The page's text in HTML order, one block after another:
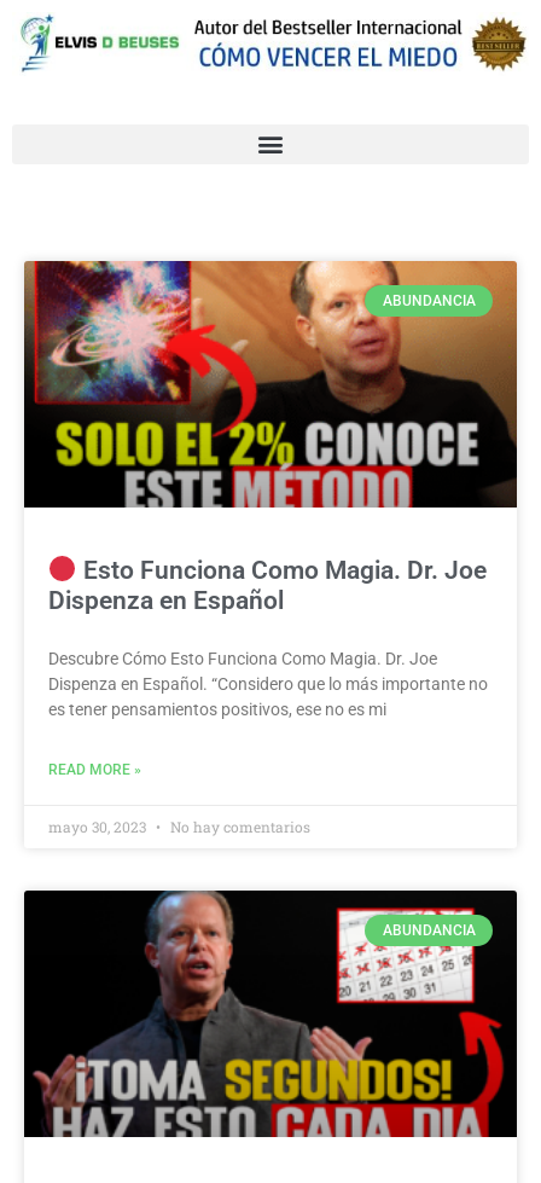
ABUNDANCIA
Esto Funciona Como Magia. Dr. Joe
Dispenza en Español
Descubre Cómo Esto Funciona Como Magia. Dr. Joe
Dispenza en Español. “Considero que lo más importante no
es tener pensamientos positivos, ese no es mi
READ MORE »
mayo 30, 2023 No hay comentarios
ABUNDANCIA